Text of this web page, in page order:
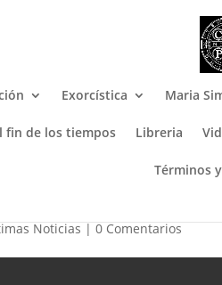
Exorcística Maria
fin de los tiempos Libreria
Términos
Noticias|0 Comentarios